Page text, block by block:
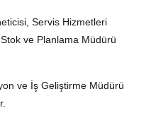
Servis Hizmetleri
ve Planlama Müdürü
ve İş Geliştirme Müdürü